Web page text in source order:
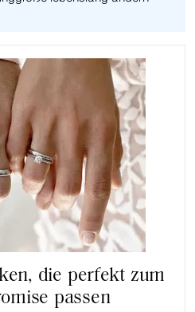
die perfekt zum
passen